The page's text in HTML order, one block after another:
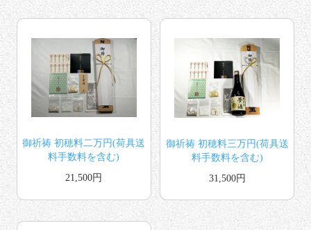
御祈祷 初穂料二万円(荷具送
料手数料を含む)
21,500円
御祈祷 初穂料三万円(荷具送
料手数料を含む)
31,500円